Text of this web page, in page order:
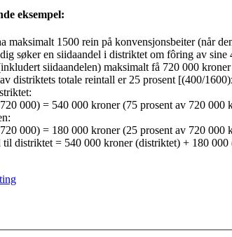
eksempel:
maksimalt 1500 rein på konvensjonsbeiter (når
søker en siidaandel i distriktet om fôring av sine
siidaandelen) maksimalt få 720 000
distriktets totale reintall er 25 prosent [(400/
000) = 540 000 kroner (75 prosent av 720 000
000) = 180 000 kroner (25 prosent av 720 000
distriktet = 540 000 kroner (distriktet) + 180 000